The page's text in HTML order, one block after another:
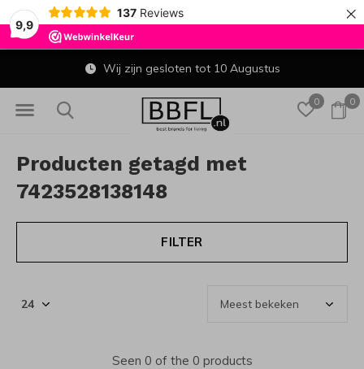
9,9
137 Reviews ×
0 0
Wij zijn gesloten tot 10 Augustus
Producten getagd met
7423528138148
FILTER
Seen 0 of the 0 products